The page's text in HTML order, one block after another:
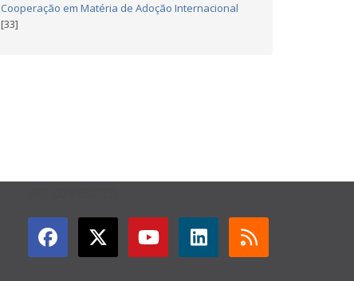
Cooperação em Matéria de Adoção Internacional
[33]